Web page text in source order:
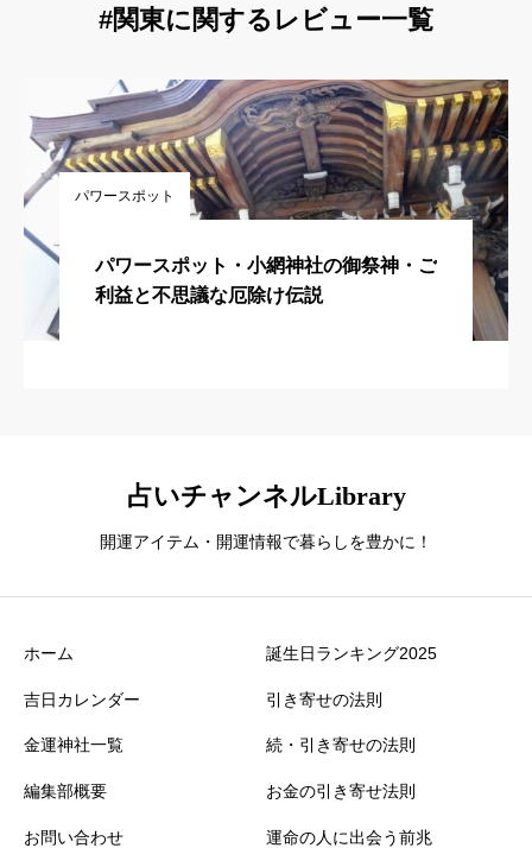
#関東に関するレビュー一覧
パワースポット
パワースポット・小網神社の御祭神・ご
利益と不思議な厄除け伝説
占いチャンネルLibrary
開運アイテム・開運情報で暮らしを豊かに！
ホーム
吉日カレンダー
金運神社一覧
編集部概要
お問い合わせ
誕生日ランキング2025
引き寄せの法則
続・引き寄せの法則
お金の引き寄せ法則
運命の人に出会う前兆